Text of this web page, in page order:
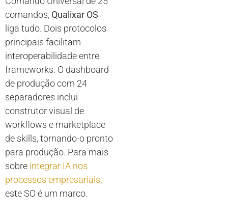
comandos, Qualixar OS
liga tudo. Dois protocolos
principais facilitam
interoperabilidade entre
frameworks. O dashboard
de produção com 24
separadores inclui
construtor visual de
workflows e marketplace
de skills, tornando-o pronto
para produção. Para mais
sobre integrar IA nos
processos empresariais,
este SO é um marco.